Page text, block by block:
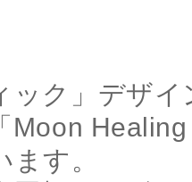
ック」デザ
Moon
す。